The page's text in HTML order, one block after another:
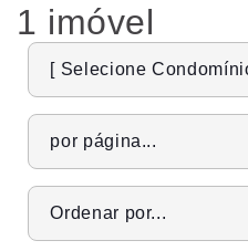
1 imóvel